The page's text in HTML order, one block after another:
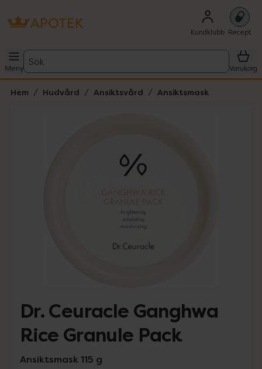
Kundklubb Recept
Meny
Sök
Varukorg
Hem Hudvård Ansiktsvård Ansiktsmask
Dr. Ceuracle Ganghwa
Rice Granule Pack
Ansiktsmask 115 g